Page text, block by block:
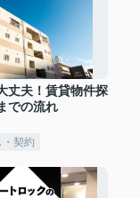
丈夫！賃貸物件探
での流れ
契約